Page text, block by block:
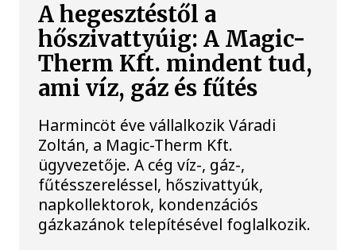
A hegesztéstől a
hőszivattyúig: A Magic-
Therm Kft. mindent tud,
ami víz, gáz és fűtés
Harmincöt éve vállalkozik Váradi
Zoltán, a Magic-Therm Kft.
ügyvezetője. A cég víz-, gáz-,
fűtésszereléssel, hőszivattyúk,
napkollektorok, kondenzációs
gázkazánok telepítésével foglalkozik.